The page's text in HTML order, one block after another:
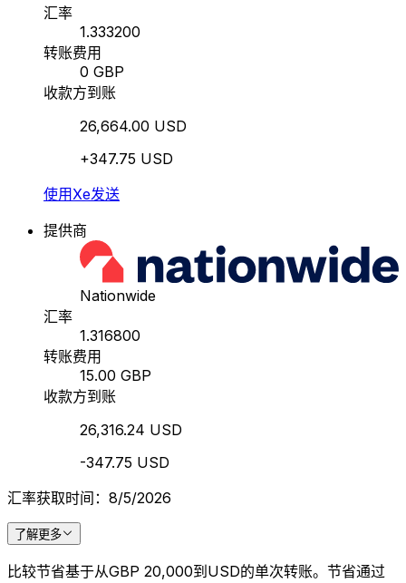
汇率
1.333200
转账费用
0 GBP
收款方到账
26,664.00 USD
+347.75 USD
使用Xe发送
提供商
Nationwide
汇率
1.316800
转账费用
15.00 GBP
收款方到账
26,316.24 USD
-347.75 USD
汇率获取时间：8/5/2026
了解更多
比较节省基于从GBP 20,000到USD的单次转账。节省通过